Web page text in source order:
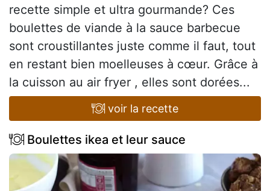
recette simple et ultra gourmande? Ces
boulettes de viande à la sauce barbecue
sont croustillantes juste comme il faut, tout
en restant bien moelleuses à cœur. Grâce à
la cuisson au air fryer , elles sont dorées...
voir la recette
Boulettes ikea et leur sauce